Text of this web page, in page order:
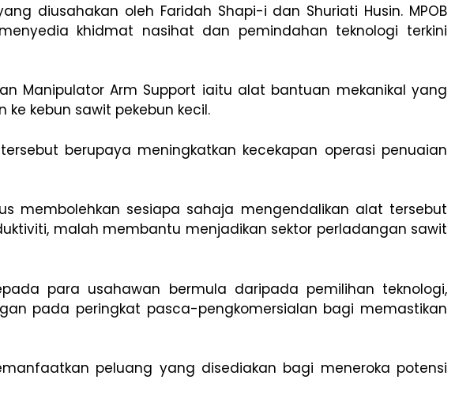
diusahakan oleh Faridah Shapi-i dan Shuriati Husin. MPOB
khidmat nasihat dan pemindahan teknologi terkini
Manipulator Arm Support iaitu alat bantuan mekanikal yang
kebun sawit pekebun kecil.
berupaya meningkatkan kecekapan operasi penuaian
membolehkan sesiapa sahaja mengendalikan alat tersebut
malah membantu menjadikan sektor perladangan sawit
para usahawan bermula daripada pemilihan teknologi,
pada peringkat pasca-pengkomersialan bagi memastikan
peluang yang disediakan bagi meneroka potensi